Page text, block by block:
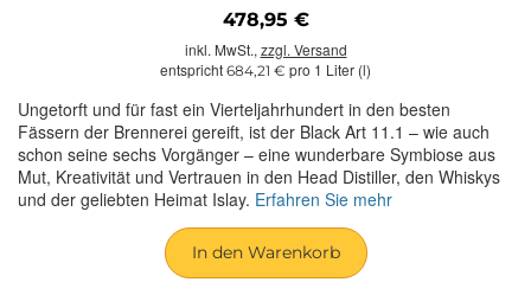
478,95 €
inkl. MwSt., zzgl. Versand
entspricht 684,21 € pro 1 Liter (l)
Ungetorft und für fast ein Vierteljahrhundert in den besten
Fässern der Brennerei gereift, ist der Black Art 11.1 – wie auch
schon seine sechs Vorgänger – eine wunderbare Symbiose aus
Mut, Kreativität und Vertrauen in den Head Distiller, den Whiskys
und der geliebten Heimat Islay. Erfahren Sie mehr
In den Warenkorb